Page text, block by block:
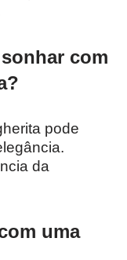
com
pode
da
uma